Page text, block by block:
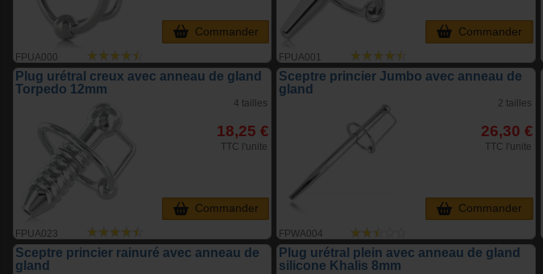
FPUA000
Commander
FPUA001
Commander
Plug urétral creux avec anneau de gland
Torpedo 12mm
FPUA023
4 tailles
18,25 €
TTC l'unite
Commander
Sceptre princier Jumbo avec anneau de
gland
FPWA004
2 tailles
26,30 €
TTC l'unite
Commander
Sceptre princier rainuré avec anneau de
gland
Plug urétral plein avec anneau de gland
silicone Khalis 8mm